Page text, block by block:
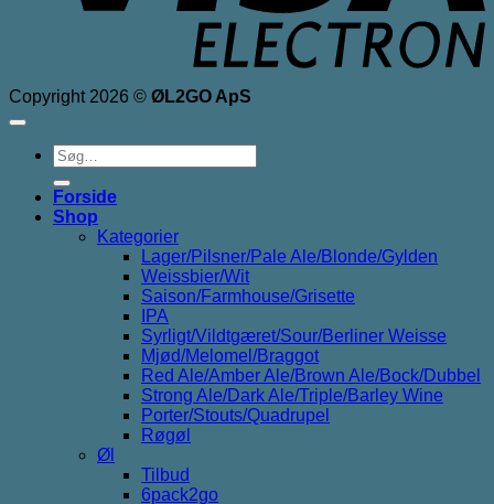
Copyright 2026 © ØL2GO ApS
Søg
efter:
Forside
Shop
Kategorier
Lager/Pilsner/Pale Ale/Blonde/Gylden
Weissbier/Wit
Saison/Farmhouse/Grisette
IPA
Syrligt/Vildtgæret/Sour/Berliner Weisse
Mjød/Melomel/Braggot
Red Ale/Amber Ale/Brown Ale/Bock/Dubbel
Strong Ale/Dark Ale/Triple/Barley Wine
Porter/Stouts/Quadrupel
Røgøl
Øl
Tilbud
6pack2go